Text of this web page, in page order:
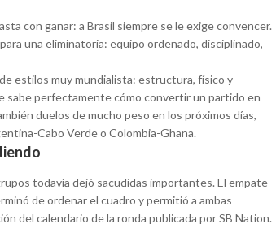
con ganar: a Brasil siempre se le exige convencer.
una eliminatoria: equipo ordenado, disciplinado,
estilos muy mundialista: estructura, físico y
sabe perfectamente cómo convertir un partido en
duelos de mucho peso en los próximos días,
Cabo Verde o Colombia-Ghana.
todavía dejó sacudidas importantes. El empate
de ordenar el cuadro y permitió a ambas
del calendario de la ronda publicada por SB Nation.